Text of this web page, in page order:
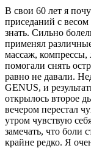
В свои 60 лет я
приседаний с
знать. Сильно
применял
массаж, компрессы,
помогали снять
равно не давали.
GENUS, и
открылось второе
вечером перестал
утром чувствую
замечать, что боли
крайне редко. Я